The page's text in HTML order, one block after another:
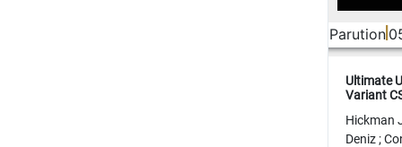
Parution
Ultimate
Variant
Hickman
Deniz;